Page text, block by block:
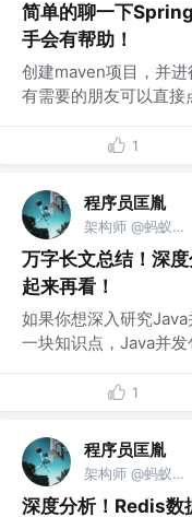
简单的聊一下
手会有帮助！
创建maven项目，并进
有需要的朋友可以直接
1
程序员匡胤
架构师 @蚂蚁金服
万字长文总结！深
起来再看！
如果你想深入研究
一块知识点，Java并发
1
程序员匡胤
架构师 @蚂蚁金服
深度分析！Redis数